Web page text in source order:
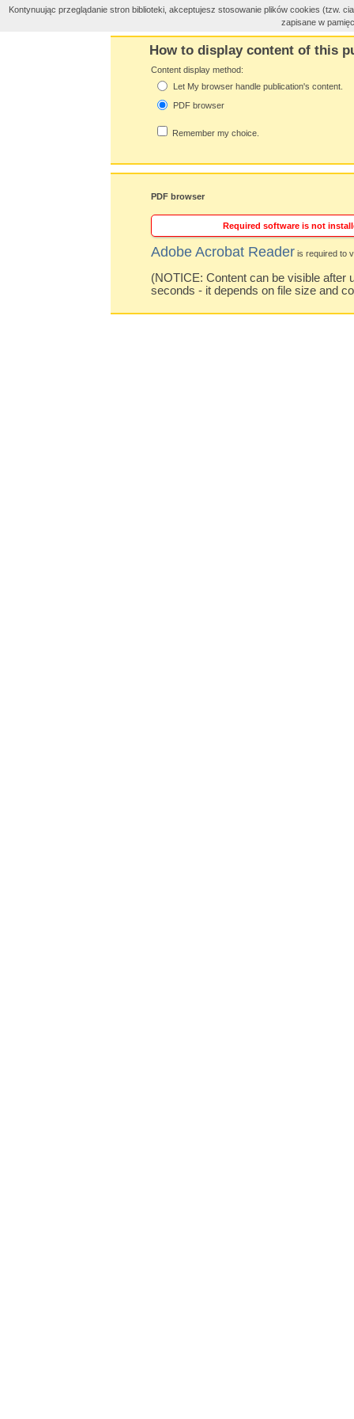
How to display content of this
Content display method:
Let My browser handle publication's content.
PDF browser
Remember my choice.
PDF browser
Required software is not
Adobe Acrobat Reader is required to
(NOTICE: Content can be visible after
seconds - it depends on file size and
Kontynuując przeglądanie stron biblioteki, akceptujesz stosowanie plików cookies
zapisane w